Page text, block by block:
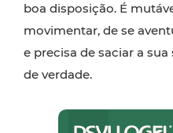
boa disposição. É
movimentar, de se
e precisa de saciar a
de verdade.